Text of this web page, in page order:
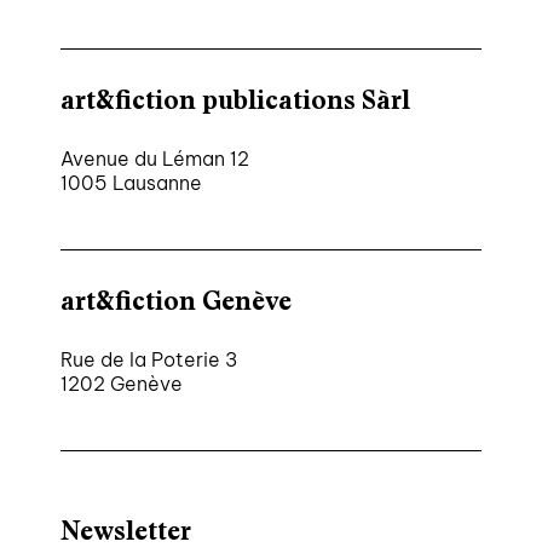
art&fiction publications Sàrl
Avenue du Léman 12
1005 Lausanne
art&fiction Genève
Rue de la Poterie 3
1202 Genève
Newsletter